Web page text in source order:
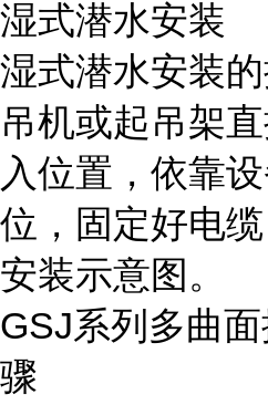
湿式潜水安装
湿式潜水安装
吊机或起吊架
入位置，依靠
位，固定好电
安装示意图。
GSJ系列多曲
骤